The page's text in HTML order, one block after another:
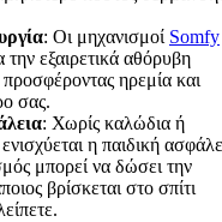
: Οι μηχανισμοί Somfy
την εξαιρετικά αθόρυβη
προσφέροντας ηρεμία και
σας.
: Χωρίς καλώδια ή
η παιδική
μπορεί να δώσει την
βρίσκεται στο σπίτι